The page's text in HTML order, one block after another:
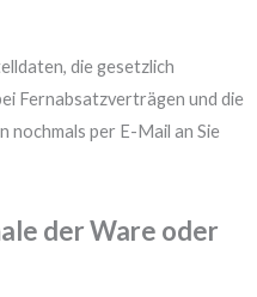
die gesetzlich
Fernabsatzverträgen und die
nochmals per E-Mail an Sie
der Ware oder